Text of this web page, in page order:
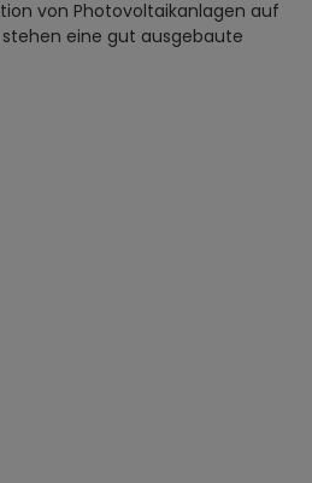
von Photovoltaikanlagen auf
eine gut ausgebaute